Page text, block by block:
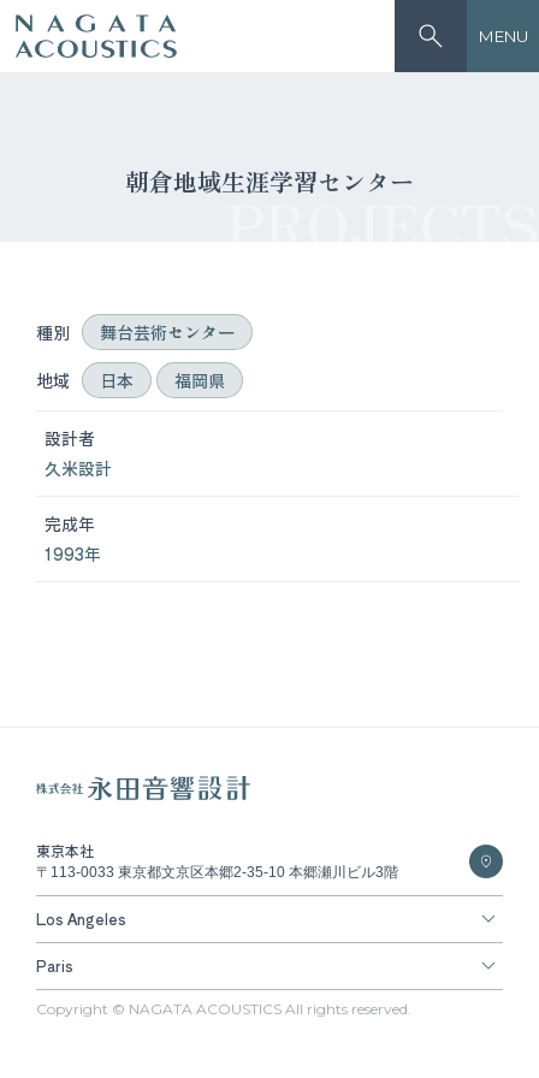
MENU
朝倉地域生涯学習センター
PROJECTS
種別
舞台芸術センター
地域
日本 福岡県
設計者
久米設計
完成年
1993年
東京本社
〒113-0033 東京都文京区本郷2-35-10 本郷瀬川ビル3階
Los Angeles
Paris
Copyright © NAGATA ACOUSTICS All rights reserved.